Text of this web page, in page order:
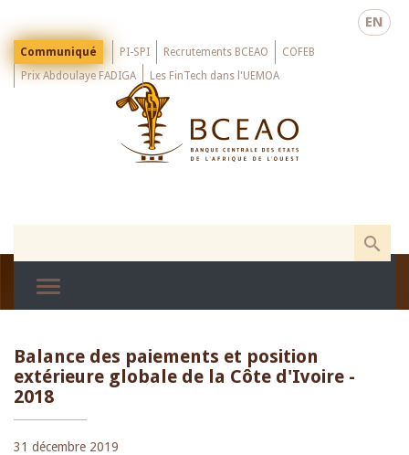
main
EN
Menu
Top
Communiqué PI-SPI Recrutements BCEAO
COFEB
Prix Abdoulaye FADIGA
Les FinTech dans l'UEMOA
Balance des paiements et position
extérieure globale de la Côte d'Ivoire -
2018
31 décembre 2019